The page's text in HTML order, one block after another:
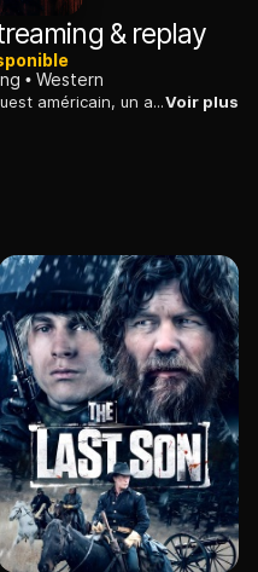
& replay
Western
Dans une petite ville minière de l'Ouest américain, un as du poker voit ses affaires prospérer grâce aux conseils avisés d'une amie prostituée.Voir plus